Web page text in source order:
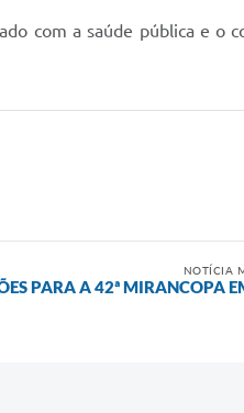
com a saúde pública e o
NOTÍCIA
PARA A 42ª MIRANCOPA